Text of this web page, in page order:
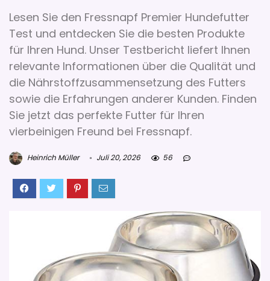
Lesen Sie den Fressnapf Premier Hundefutter
Test und entdecken Sie die besten Produkte
für Ihren Hund. Unser Testbericht liefert Ihnen
relevante Informationen über die Qualität und
die Nährstoffzusammensetzung des Futters
sowie die Erfahrungen anderer Kunden. Finden
Sie jetzt das perfekte Futter für Ihren
vierbeinigen Freund bei Fressnapf.
Heinrich Müller Juli 20, 2026 56